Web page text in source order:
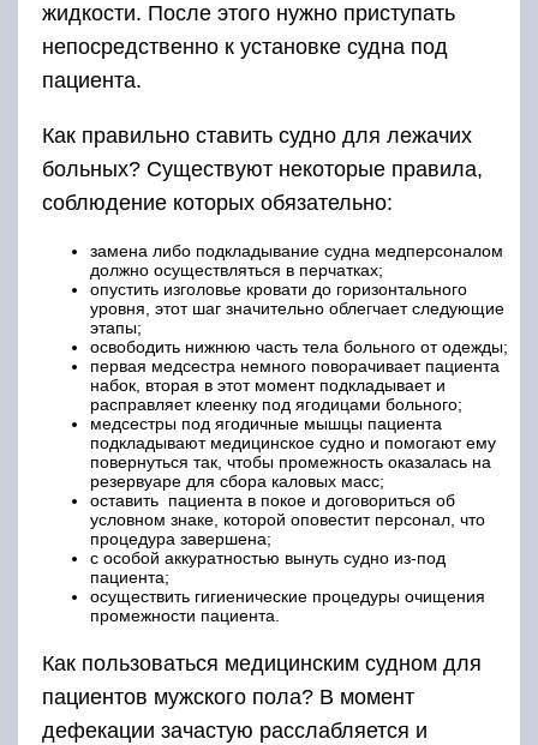
жидкости. После этого нужно приступать
непосредственно к установке судна под
пациента.
Как правильно ставить судно для лежачих
больных? Существуют некоторые правила,
соблюдение которых обязательно:
замена либо подкладывание судна медперсоналом
должно осуществляться в перчатках;
опустить изголовье кровати до горизонтального
уровня, этот шаг значительно облегчает следующие
этапы;
освободить нижнюю часть тела больного от одежды;
первая медсестра немного поворачивает пациента
набок, вторая в этот момент подкладывает и
расправляет клеенку под ягодицами больного;
медсестры под ягодичные мышцы пациента
подкладывают медицинское судно и помогают ему
повернуться так, чтобы промежность оказалась на
резервуаре для сбора каловых масс;
оставить пациента в покое и договориться об
условном знаке, которой оповестит персонал, что
процедура завершена;
с особой аккуратностью вынуть судно из-под
пациента;
осуществить гигиенические процедуры очищения
промежности пациента.
Как пользоваться медицинским судном для
пациентов мужского пола? В момент
дефекации зачастую расслабляется и